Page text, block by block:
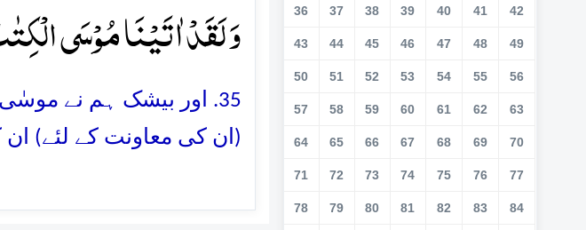
وَ لَقَدۡ اٰتَیۡنَا مُوۡسَی
35. اور بیشک ہم نے
(ان کی معاونت کے لئے) ان
36 37 38 39 40 41 42
43 44 45 46 47 48 49
50 51 52 53 54 55 56
57 58 59 60 61 62 63
64 65 66 67 68 69 70
71 72 73 74 75 76 77
78 79 80 81 82 83 84